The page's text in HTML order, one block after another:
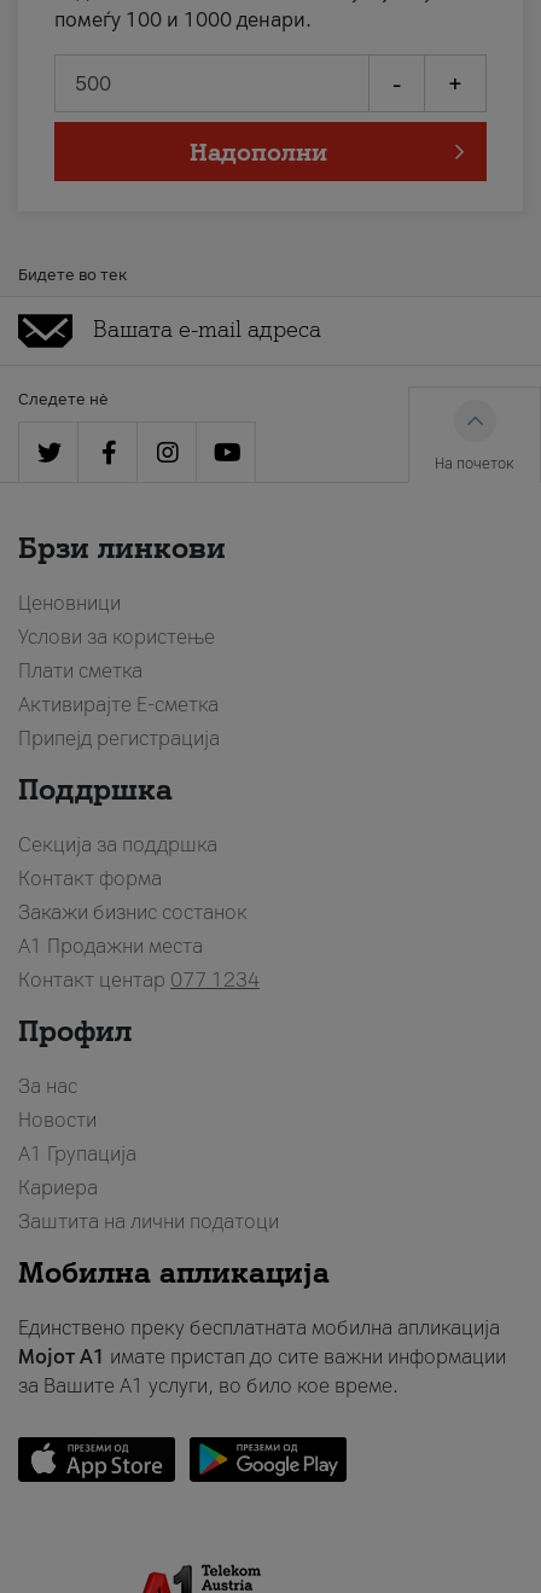
помеѓу 100 и 1000 денари.
- +
Надополни
Бидете во тек
Следете нè
На почеток
Брзи линкови
Ценовници
Услови за користење
Плати сметка
Активирајте Е-сметка
Припејд регистрација
Поддршка
Секција за поддршка
Контакт форма
Закажи бизнис состанок
A1 Продажни места
Контакт центар 077 1234
Профил
За нас
Новости
А1 Групација
Кариера
Заштита на лични податоци
Мобилна апликација
Единствено преку бесплатната мобилна апликација
Мојот A1 имате пристап до сите важни информации
за Вашите A1 услуги, во било кое време.